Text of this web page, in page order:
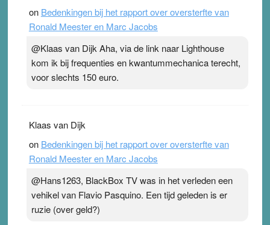
on Bedenkingen bij het rapport over oversterfte van
Ronald Meester en Marc Jacobs
@Klaas van Dijk Aha, via de link naar Lighthouse
kom ik bij frequenties en kwantummechanica terecht,
voor slechts 150 euro.
Klaas van Dijk
on Bedenkingen bij het rapport over oversterfte van
Ronald Meester en Marc Jacobs
@Hans1263, BlackBox TV was in het verleden een
vehikel van Flavio Pasquino. Een tijd geleden is er
ruzie (over geld?)